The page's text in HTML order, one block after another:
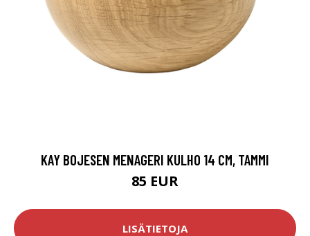
KAY BOJESEN MENAGERI KULHO 14 CM, TAMMI
85 EUR
LISÄTIETOJA